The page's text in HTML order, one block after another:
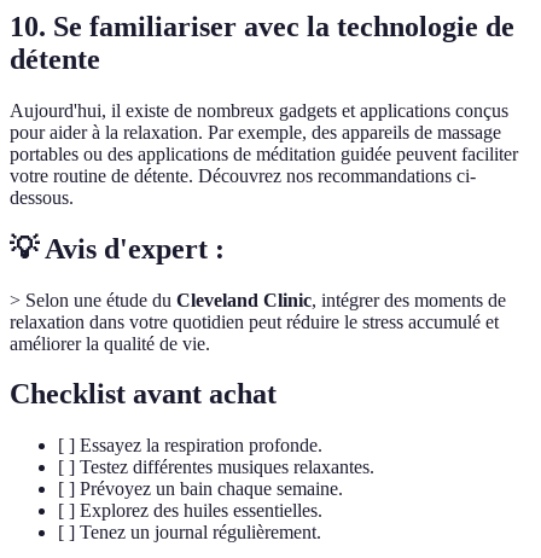
10. Se familiariser avec la technologie de
détente
Aujourd'hui, il existe de nombreux gadgets et applications conçus
pour aider à la relaxation. Par exemple, des appareils de massage
portables ou des applications de méditation guidée peuvent faciliter
votre routine de détente. Découvrez nos recommandations ci-
dessous.
💡 Avis d'expert :
> Selon une étude du Cleveland Clinic, intégrer des moments de
relaxation dans votre quotidien peut réduire le stress accumulé et
améliorer la qualité de vie.
Checklist avant achat
[ ] Essayez la respiration profonde.
[ ] Testez différentes musiques relaxantes.
[ ] Prévoyez un bain chaque semaine.
[ ] Explorez des huiles essentielles.
[ ] Tenez un journal régulièrement.